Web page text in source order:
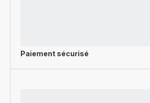
Paiement sécurisé